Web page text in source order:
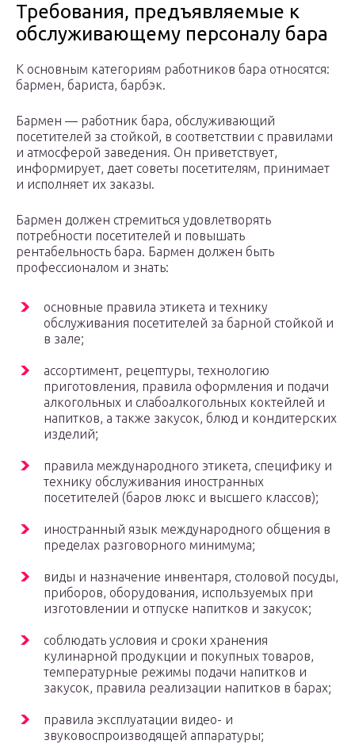
Требования, предъявляемые к
обслуживающему персоналу бара
К основным категориям работников бара относятся:
бармен, бариста, барбэк.
Бармен — работник бара, обслуживающий
посетителей за стойкой, в соответствии с правилами
и атмосферой заведения. Он приветствует,
информирует, дает советы посетителям, принимает
и исполняет их заказы.
Бармен должен стремиться удовлетворять
потребности посетителей и повышать
рентабельность бара. Бармен должен быть
профессионалом и знать:
основные правила этикета и технику
обслуживания посетителей за барной стойкой и
в зале;
ассортимент, рецептуры, технологию
приготовления, правила оформления и подачи
алкогольных и слабоалкогольных коктейлей и
напитков, а также закусок, блюд и кондитерских
изделий;
правила международного этикета, специфику и
технику обслуживания иностранных
посетителей (баров люкс и высшего классов);
иностранный язык международного общения в
пределах разговорного минимума;
виды и назначение инвентаря, столовой посуды,
приборов, оборудования, используемых при
изготовлении и отпуске напитков и закусок;
соблюдать условия и сроки хранения
кулинарной продукции и покупных товаров,
температурные режимы подачи напитков и
закусок, правила реализации напитков в барах;
правила эксплуатации видео- и
звуковоспроизводящей аппаратуры;